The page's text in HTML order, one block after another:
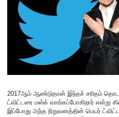
2017ஆம் ஆண்டுதான் இந்தச் சரிதம்
ட்விட்டரை மஸ்க் வாங்கப்போகிறார் என்று
இப்போது அந்த நிறுவனத்தின் பெயர்